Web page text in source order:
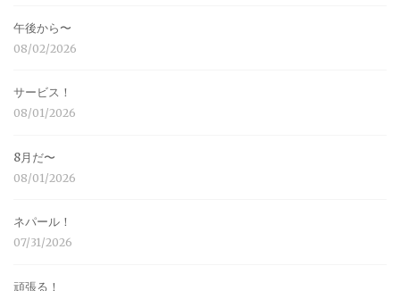
午後から〜
08/02/2026
サービス！
08/01/2026
8月だ〜
08/01/2026
ネパール！
07/31/2026
頑張る！